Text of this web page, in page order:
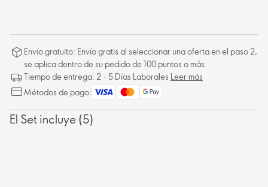
Envío gratuito: Envío gratis al seleccionar una oferta en el paso 2,
se aplica dentro de su pedido de 100 puntos o más.
Tiempo de entrega: 2 - 5 Días Laborales Leer más
Métodos de pago:
El Set incluye (5)